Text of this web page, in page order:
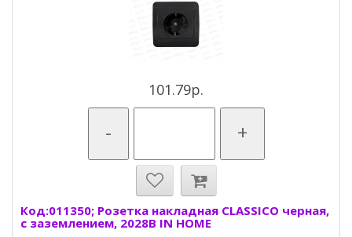
101.79р.
- +
Код:011350; Розетка накладная CLASSICO черная,
с заземлением, 2028B IN HOME